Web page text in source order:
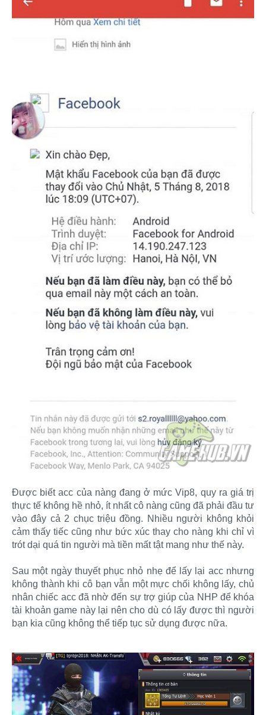
Được biết acc của nàng đang ở mức Vip8, quy ra giá trị
thực tế không hề nhỏ, ít nhất cô nàng cũng đã phải đầu tư
vào đây cả 2 chục triệu đồng. Nhiều người không khỏi
cảm thấy tiếc cũng như bức xúc thay cho nàng khi chỉ vì
trót dại quá tin người mà tiền mất tật mang như thế này.
Sau một ngày thuyết phục nhỏ nhẹ để lấy lại acc nhưng
không thành khi cô bạn vẫn một mực chối không lấy, chủ
nhân chiếc acc đã nhờ đến sự trợ giúp của NHP để khóa
tài khoản game này lại nên cho dù có lấy được thì người
bạn kia cũng không thể tiếp tục sử dụng được nữa.